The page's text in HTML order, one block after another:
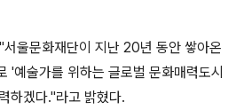
"서울문화재단이 지난 20년 동안 쌓아온
'예술가를 위하는 글로벌 문화매력도시
하겠다."라고 밝혔다.